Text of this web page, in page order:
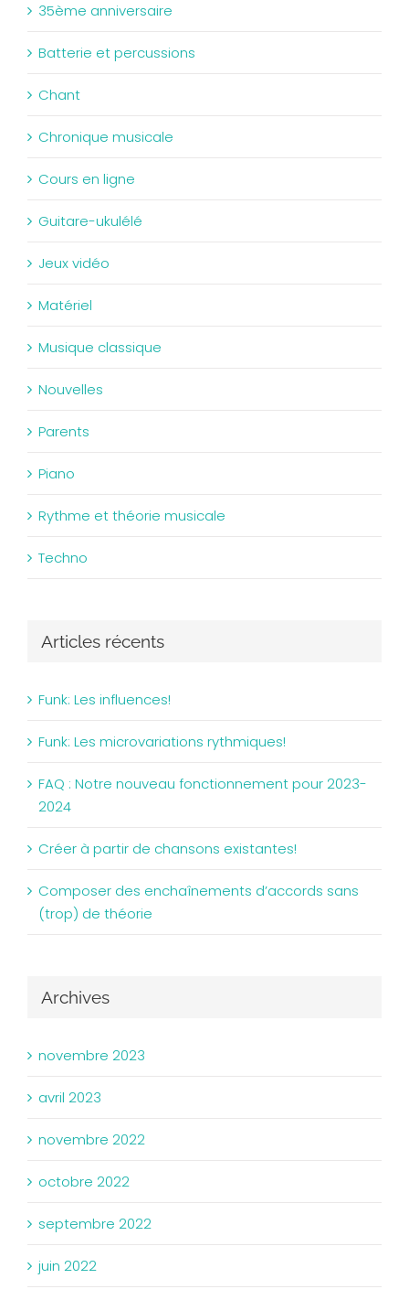
35ème anniversaire
Batterie et percussions
Chant
Chronique musicale
Cours en ligne
Guitare-ukulélé
Jeux vidéo
Matériel
Musique classique
Nouvelles
Parents
Piano
Rythme et théorie musicale
Techno
Articles récents
Funk: Les influences!
Funk: Les microvariations rythmiques!
FAQ : Notre nouveau fonctionnement pour 2023-
2024
Créer à partir de chansons existantes!
Composer des enchaînements d’accords sans
(trop) de théorie
Archives
novembre 2023
avril 2023
novembre 2022
octobre 2022
septembre 2022
juin 2022